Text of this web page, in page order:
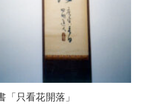
「只看花開落」